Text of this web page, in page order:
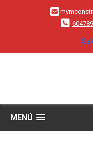
MENÚ